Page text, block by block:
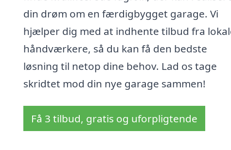
din drøm om en færdigbygget garage. Vi
hjælper dig med at indhente tilbud fra
håndværkere, så du kan få den bedste
løsning til netop dine behov. Lad os tage
skridtet mod din nye garage sammen!
Få 3 tilbud, gratis og uforpligtende